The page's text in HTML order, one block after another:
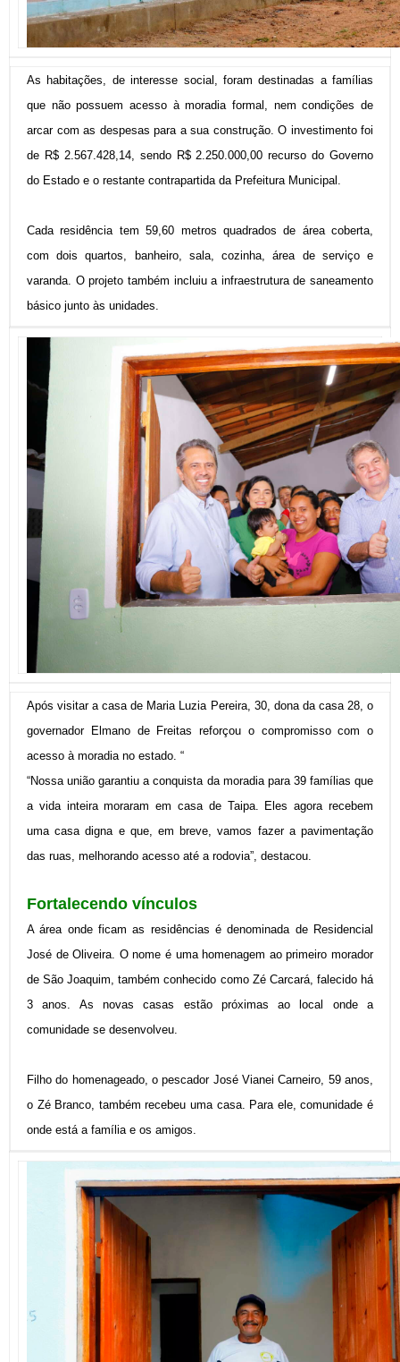
As habitações, de interesse social, foram destinadas a famílias
que não possuem acesso à moradia formal, nem condições de
arcar com as despesas para a sua construção. O investimento foi
de R$ 2.567.428,14, sendo R$ 2.250.000,00 recurso do Governo
do Estado e o restante contrapartida da Prefeitura Municipal.
Cada residência tem 59,60 metros quadrados de área coberta,
com dois quartos, banheiro, sala, cozinha, área de serviço e
varanda. O projeto também incluiu a infraestrutura de saneamento
básico junto às unidades.
Após visitar a casa de Maria Luzia Pereira, 30, dona da casa 28, o
governador Elmano de Freitas reforçou o compromisso com o
acesso à moradia no estado. “
“Nossa união garantiu a conquista da moradia para 39 famílias que
a vida inteira moraram em casa de Taipa. Eles agora recebem
uma casa digna e que, em breve, vamos fazer a pavimentação
das ruas, melhorando acesso até a rodovia”, destacou.
Fortalecendo vínculos
A área onde ficam as residências é denominada de Residencial
José de Oliveira. O nome é uma homenagem ao primeiro morador
de São Joaquim, também conhecido como Zé Carcará, falecido há
3 anos. As novas casas estão próximas ao local onde a
comunidade se desenvolveu.
Filho do homenageado, o pescador José Vianei Carneiro, 59 anos,
o Zé Branco, também recebeu uma casa. Para ele, comunidade é
onde está a família e os amigos.